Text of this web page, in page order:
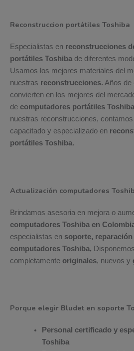
Reconstruccion portátiles Toshiba
Especialistas en reconstrucciones
portátiles Toshiba de diferentes
Usamos los mejores materiales del
nuestras reconstrucciones. Años de
convierten en los mejores del
de computadores portátiles
nuestras reconstrucciones, contamos
capacitado y especializado en
portátiles Toshiba.
Actualización computadores
Brindamos asesoria en mejora o
computadores Toshiba en
especialistas en soporte,
computadores Toshiba,
completamente originales, nuevos y
Porque elegir Bludet en soporte
Personal certificado y
Toshiba